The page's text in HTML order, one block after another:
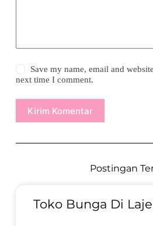
Save my name, email and
next time I comment.
Kirim Komentar
Postingan
Toko Bunga Di